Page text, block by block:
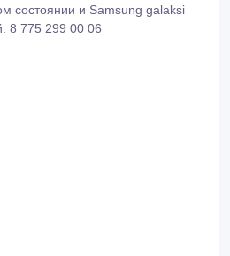
состоянии и Samsung galaksi
8 775 299 00 06